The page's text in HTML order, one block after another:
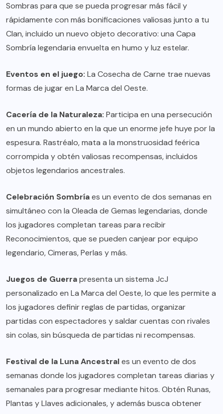
Sombras para que se pueda progresar más fácil y
rápidamente con más bonificaciones valiosas junto a tu
Clan, incluido un nuevo objeto decorativo: una Capa
Sombría legendaria envuelta en humo y luz estelar.
Eventos en el juego: La Cosecha de Carne trae nuevas
formas de jugar en La Marca del Oeste.
Cacería de la Naturaleza: Participa en una persecución
en un mundo abierto en la que un enorme jefe huye por la
espesura. Rastréalo, mata a la monstruosidad feérica
corrompida y obtén valiosas recompensas, incluidos
objetos legendarios ancestrales.
Celebración Sombríaes un evento de dos semanas en
simultáneo con la Oleada de Gemas legendarias, donde
los jugadores completan tareas para recibir
Reconocimientos, que se pueden canjear por equipo
legendario, Cimeras, Perlas y más.
Juegos de Guerrapresenta un sistema JcJ
personalizado en La Marca del Oeste, lo que les permite a
los jugadores definir reglas de partidas, organizar
partidas con espectadores y saldar cuentas con rivales
sin colas, sin búsqueda de partidas ni recompensas.
Festival de la Luna Ancestrales un evento de dos
semanas donde los jugadores completan tareas diarias y
semanales para progresar mediante hitos. Obtén Runas,
Plantas y Llaves adicionales, y además busca obtener